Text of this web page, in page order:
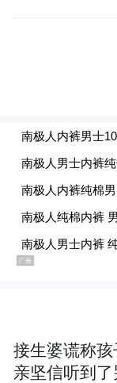
市长吴晓晖
接生婆谎称
亲坚信听到